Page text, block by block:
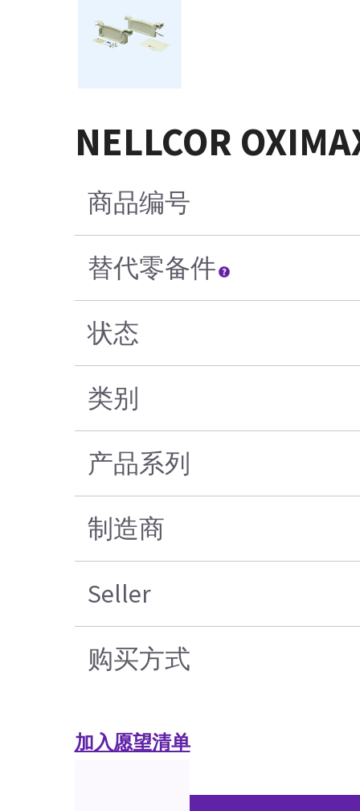
NELLCOR
商品编号
替代零备件
状态
类别
产品系列
制造商
Seller
购买方式
加入愿望清单